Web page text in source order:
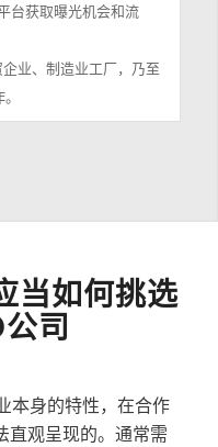
台获取曝光机会和流
业、制造业工厂，乃至
当如何挑选
司
本身的特性，在合作
直观呈现的。通常需